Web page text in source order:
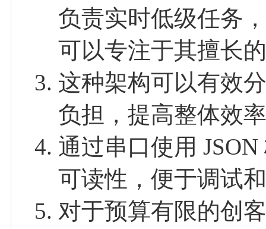
负责实时低级任务
可以专注于其擅长
这种架构可以有效
负担，提高整体效
通过串口使用
可读性，便于调试
对于预算有限的创